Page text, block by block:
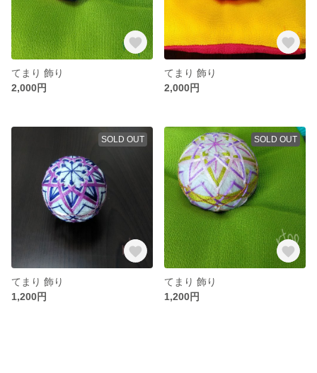
てまり 飾り
2,000円
てまり 飾り
2,000円
SOLD OUT
てまり 飾り
1,200円
SOLD OUT
てまり 飾り
1,200円